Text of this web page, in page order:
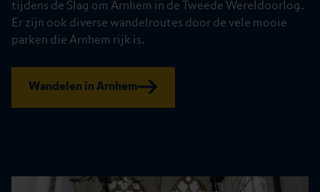
tijdens de Slag om Arnhem in de Tweede Wereldoorlog.
Er zijn ook diverse wandelroutes door de vele mooie
parken die Arnhem rijk is.
Wandelen in Arnhem